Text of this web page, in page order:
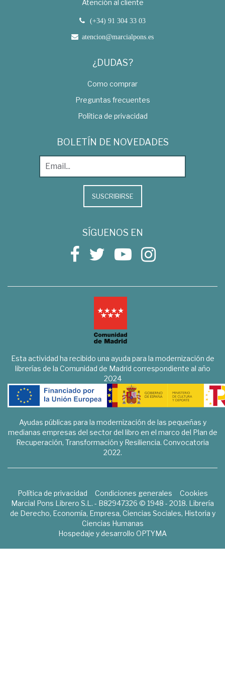
Atención al cliente
(+34) 91 304 33 03
atencion@marcialpons.es
¿DUDAS?
Como comprar
Preguntas frecuentes
Política de privacidad
BOLETÍN DE NOVEDADES
SUSCRIBIRSE
SÍGUENOS EN
Esta actividad ha recibido una ayuda para la modernización de
librerías de la Comunidad de Madrid correspondiente al año
2024
Ayudas públicas para la modernización de las pequeñas y
medianas empresas del sector del libro en el marco del Plan de
Recuperación, Transformación y Resiliencia. Convocatoria
2022.
Política de privacidad Condiciones generales
Cookies
Marcial Pons Librero S.L. - B82947326 © 1948 - 2018. Librería
de Derecho, Economía, Empresa, Ciencias Sociales, Historia y
Ciencias Humanas
Hospedaje y desarrollo OPTYMA